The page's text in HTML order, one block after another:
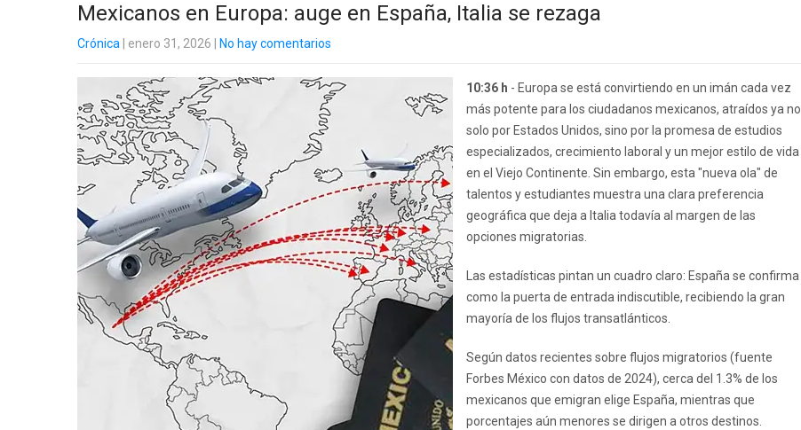
Mexicanos en Europa: auge en España, Italia se rezaga
Crónica | enero 31, 2026 No hay comentarios
10:36 h - Europa se está convirtiendo en un imán cada vez
más potente para los ciudadanos mexicanos, atraídos ya no
solo por Estados Unidos, sino por la promesa de estudios
especializados, crecimiento laboral y un mejor estilo de vida
en el Viejo Continente. Sin embargo, esta "nueva ola" de
talentos y estudiantes muestra una clara preferencia
geográfica que deja a Italia todavía al margen de las
opciones migratorias.
Las estadísticas pintan un cuadro claro: España se confirma
como la puerta de entrada indiscutible, recibiendo la gran
mayoría de los flujos transatlánticos.
Según datos recientes sobre flujos migratorios (fuente
Forbes México con datos de 2024), cerca del 1.3% de los
mexicanos que emigran elige España, mientras que
porcentajes aún menores se dirigen a otros destinos.